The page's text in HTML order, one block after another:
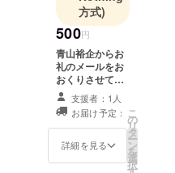
讃』な
ど、“日本社
会における
記号的な存
在”をモチー
フにした
ポートレー
ト作品を制
作。
方式)
500円
青山裕企からお
礼のメールをお
おくりさせてい
ただきます
支援者：1人
お届け予定：
詳細を見る
こ
の
リ
タ
ー
ン
を
選
択